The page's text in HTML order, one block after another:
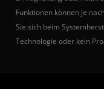
Funktionen können je
Sie sich beim
Technologie oder kein